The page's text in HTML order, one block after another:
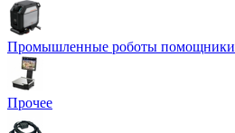
Промышленные роботы помощники
Прочее